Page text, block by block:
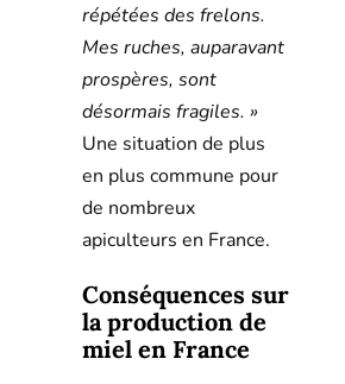
répétées des frelons.
Mes ruches, auparavant
prospères, sont
désormais fragiles. »
Une situation de plus
en plus commune pour
de nombreux
apiculteurs en France.
Conséquences sur
la production de
miel en France